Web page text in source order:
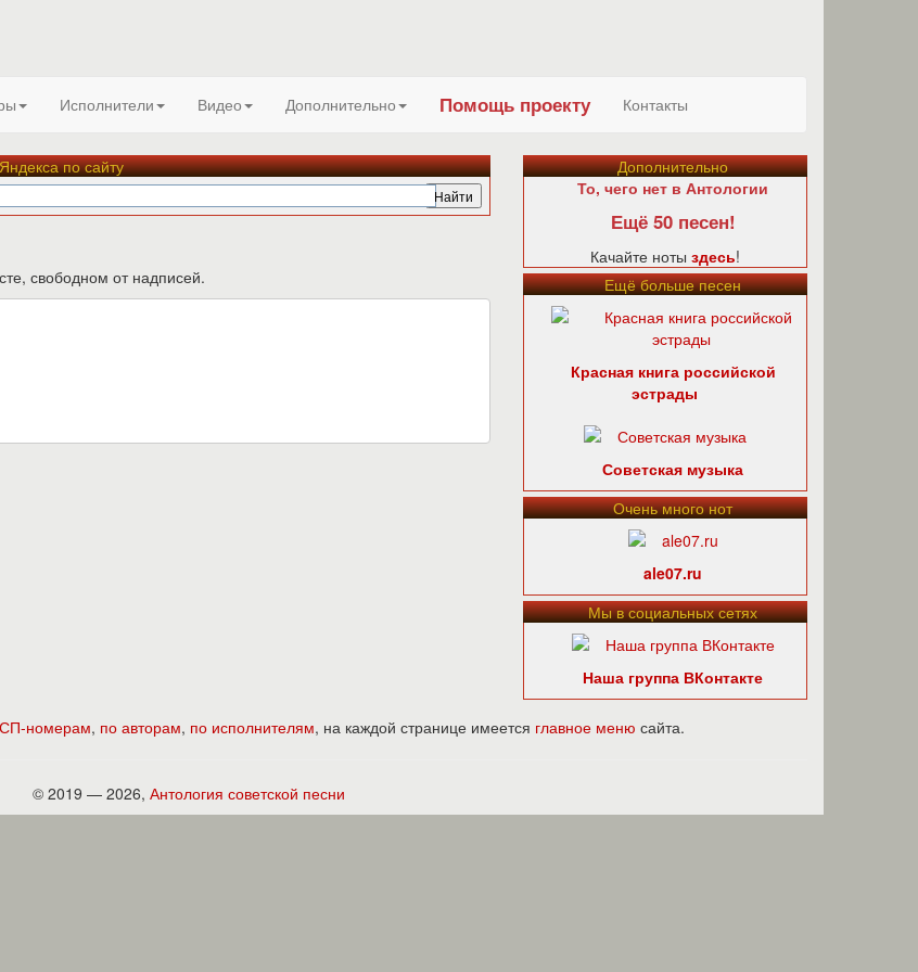
Исполнители Видео Дополнительно Помощь проекту Контакты
по сайту
свободном от надписей.
Дополнительно
То, чего нет в Антологии
Ещё 50 песен!
Качайте ноты здесь!
Ещё больше песен
Красная книга российской
эстрады
Советская музыка
Очень много нот
ale07.ru
Мы в социальных сетях
Наша группа ВКонтакте
номерам, по авторам, по исполнителям, на каждой странице имеется главное меню сайта.
© 2019 — 2026, Антология советской песни